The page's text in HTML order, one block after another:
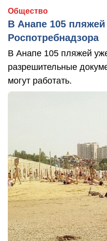
Общество
В Анапе 105
Роспотребнадзора
В Анапе 105 пляжей
разрешительные
могут работать.